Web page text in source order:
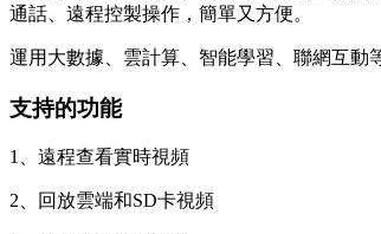
通話、遠程控製操作，簡單又方便。
運用大數據、雲計算、智能學習、聯網互動
支持的功能
1、遠程查看實時視頻
2、回放雲端和SD卡視頻